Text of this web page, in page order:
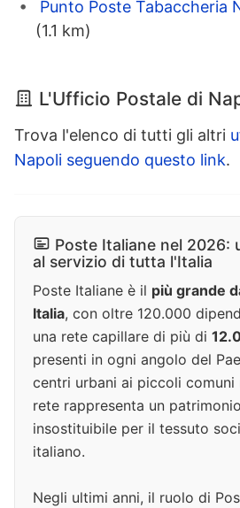
Punto Poste Tabaccheria
(1.1 km)
L'Ufficio Postale di
Trova l'elenco di tutti gli altri
Napoli seguendo questo link.
Poste Italiane nel 2026:
al servizio di tutta l'Italia
Poste Italiane è il più grande
Italia, con oltre 120.000
una rete capillare di più di
presenti in ogni angolo del
centri urbani ai piccoli comuni
rete rappresenta un
insostituibile per il tessuto
italiano.
Negli ultimi anni, il ruolo di